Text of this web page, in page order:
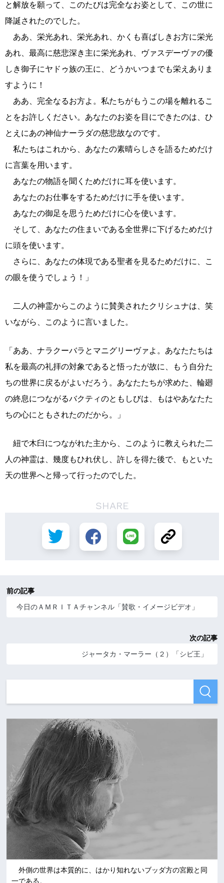
と解放を願って、このたびは完全なお姿として、この世に
降誕されたのでした。
ああ、栄光あれ、栄光あれ、かくも喜ばしきお方に栄光
あれ、最高に慈悲深き主に栄光あれ、ヴァスデーヴァの優
しき御子にヤドゥ族の王に、どうかいつまでも栄えありま
すように！
ああ、完全なるお方よ。私たちがもうこの場を離れるこ
とをお許しください。あなたのお姿を目にできたのは、ひ
とえにあの神仙ナーラダの慈悲故なのです。
私たちはこれから、あなたの素晴らしさを語るためだけ
に言葉を用います。
あなたの物語を聞くためだけに耳を使います。
あなたのお仕事をするためだけに手を使います。
あなたの御足を思うためだけに心を使います。
そして、あなたの住まいである全世界に下げるためだけ
に頭を使います。
さらに、あなたの体現である聖者を見るためだけに、こ
の眼を使うでしょう！」
二人の神霊からこのように賛美されたクリシュナは、笑
いながら、このように言いました。
「ああ、ナラクーバラとマニグリーヴァよ。あなたたちは
私を最高の礼拝の対象であると悟ったが故に、もう自分た
ちの世界に戻るがよいだろう。あなたたちが求めた、輪廻
の終息につながるバクティのともしびは、もはやあなたた
ちの心にともされたのだから。」
紐で木臼につながれた主から、このように教えられた二
人の神霊は、幾度もひれ伏し、許しを得た後で、もといた
天の世界へと帰って行ったのでした。
SHARE
前の記事
今日のＡＭＲＩＴＡチャンネル「賛歌・イメージビデオ」
次の記事
ジャータカ・マーラー（２）「シビ王」
外側の世界は本質的に、はかり知れないブッダ方の宮殿と同
一である。